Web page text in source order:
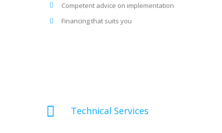
Competent advice on implementation
Financing that suits you
Technical Services